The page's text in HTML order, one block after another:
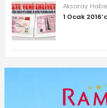
Aksaray
1 Ocak